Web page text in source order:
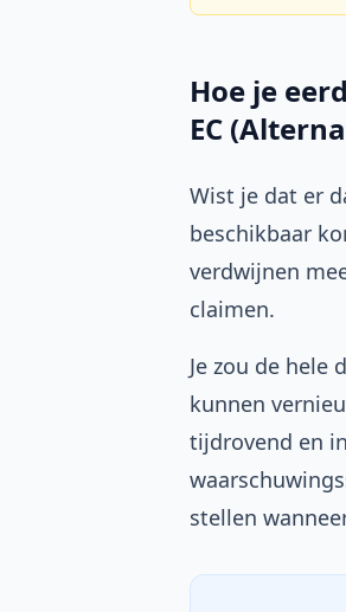
Hoe je
EC
Wist je dat er
beschikbaar
verdwijnen
claimen.
Je zou de hele
kunnen
tijdrovend en
stellen